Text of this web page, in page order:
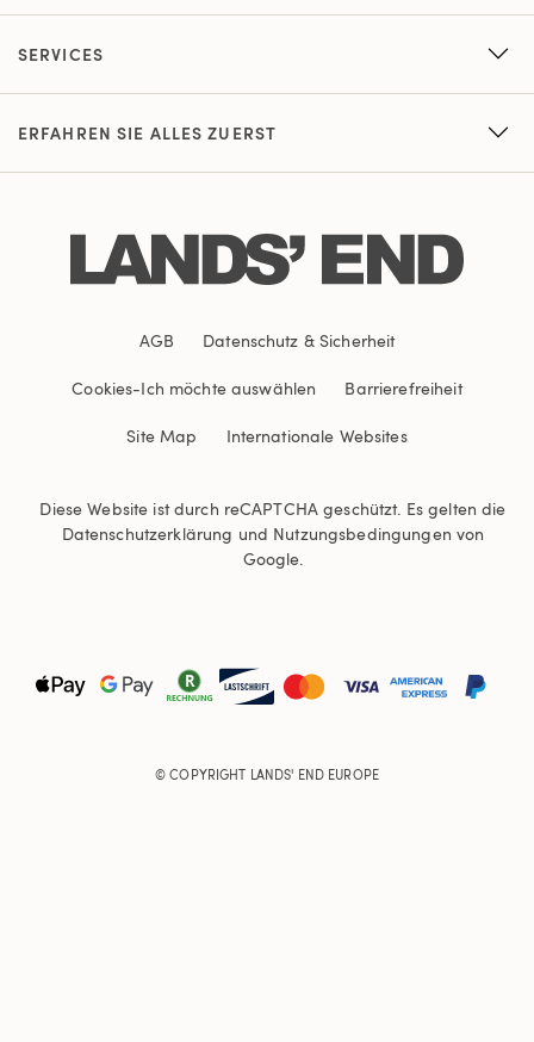
SERVICES
ERFAHREN SIE ALLES ZUERST
AGB Datenschutz & Sicherheit
Cookies-Ich möchte auswählen Barrierefreiheit
Site Map Internationale Websites
Diese Website ist durch reCAPTCHA geschützt. Es gelten die
Datenschutzerklärung und Nutzungsbedingungen von
Google.
© COPYRIGHT LANDS' END EUROPE